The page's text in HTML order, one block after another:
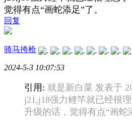
觉得有点“画蛇添足”了。
回复
骑马挎枪
2024-5-3 10:07:53
引用: 就是新白菜 发表于
j21,j18强力鲤竿就已经很
升级的话，觉得有点“画蛇